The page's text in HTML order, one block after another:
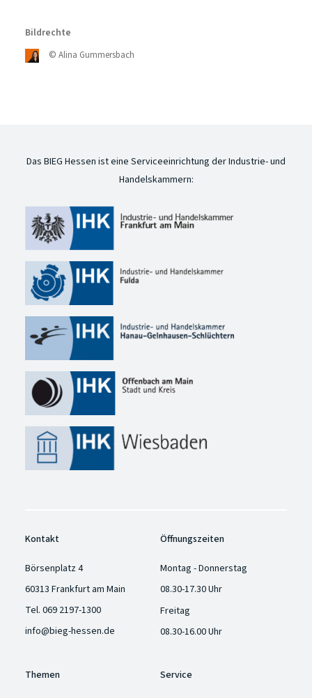
Bildrechte
© Alina Gummersbach
Das BIEG Hessen ist eine Serviceeinrichtung der Industrie- und
Handelskammern:
Kontakt
Börsenplatz 4
60313 Frankfurt am Main
Tel. 069 2197-1300
info@bieg-hessen.de
Öffnungszeiten
Montag - Donnerstag
08.30-17.30 Uhr
Freitag
08.30-16.00 Uhr
Themen Service